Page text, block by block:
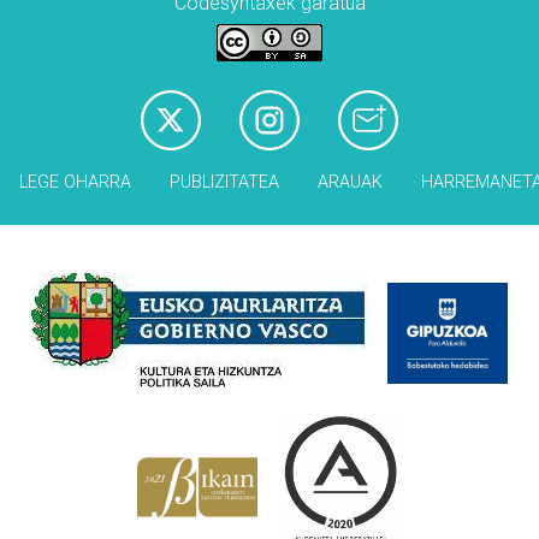
LEGE OHARRA PUBLIZITATEA ARAUAK